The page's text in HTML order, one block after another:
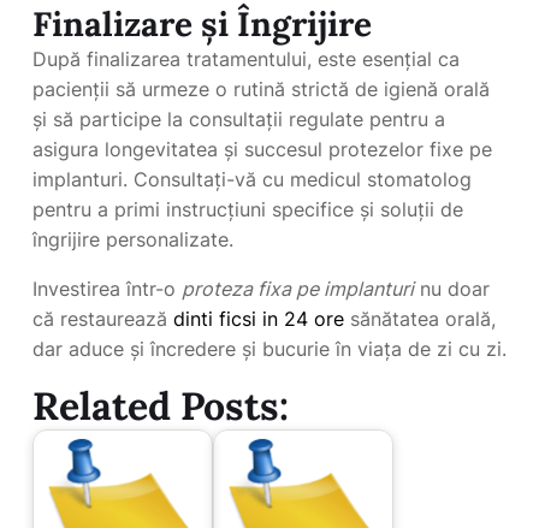
Finalizare și Îngrijire
După finalizarea tratamentului, este esențial ca
pacienții să urmeze o rutină strictă de igienă orală
și să participe la consultații regulate pentru a
asigura longevitatea și succesul protezelor fixe pe
implanturi. Consultați-vă cu medicul stomatolog
pentru a primi instrucțiuni specifice și soluții de
îngrijire personalizate.
Investirea într-o proteza fixa pe implanturinu doar
că restaurează dinti ficsi in 24 ore sănătatea orală,
dar aduce și încredere și bucurie în viața de zi cu zi.
Related Posts: